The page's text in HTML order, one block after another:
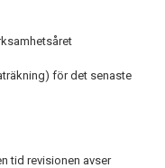
för det se­naste
tid revisionen avser